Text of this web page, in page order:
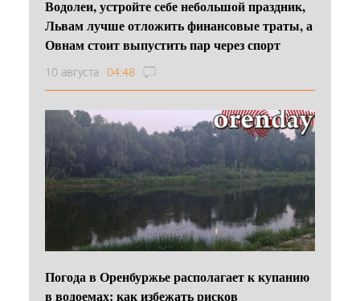
Водолеи, устройте себе небольшой праздник,
Львам лучше отложить финансовые траты, а
Овнам стоит выпустить пар через спорт
10 августа 04:48
Погода в Оренбуржье располагает к купанию
в водоемах: как избежать рисков